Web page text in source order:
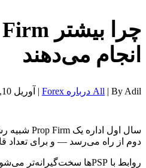
انجام می‌دهند
By Adil | All درباره Forex | آوریل 10, 2026
دوم از راه می‌رسد — و برای تعداد